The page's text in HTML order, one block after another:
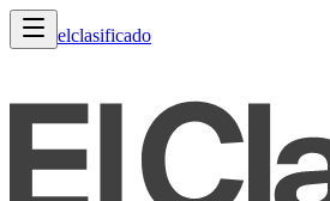
elclasificado